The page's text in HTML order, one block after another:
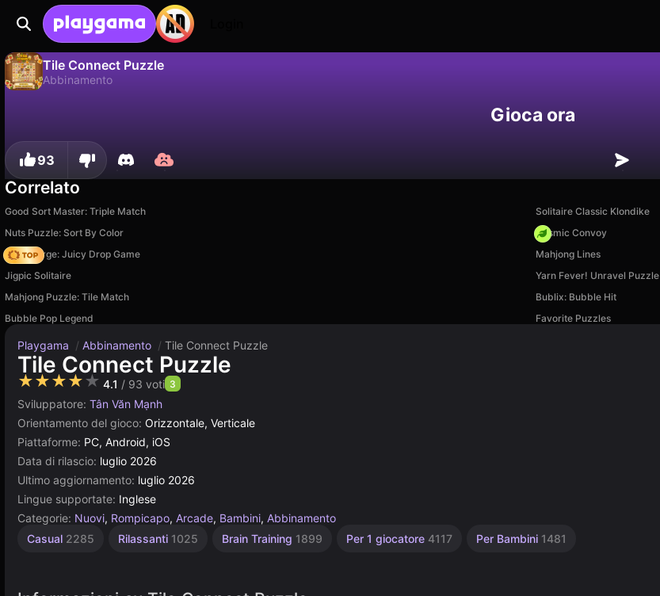
Tile Connect Puzzle
Abbinamento
Gioca ora
93
Correlato
Good Sort Master: Triple Match
Solitaire Classic Klondike
Nuts Puzzle: Sort By Color
Cosmic Convoy
Fruit Merge: Juicy Drop Game
Mahjong Lines
Jigpic Solitaire
Yarn Fever! Unravel Puzzle
Mahjong Puzzle: Tile Match
Bublix: Bubble Hit
Bubble Pop Legend
Favorite Puzzles
Playgama / Abbinamento / Tile Connect Puzzle
Tile Connect Puzzle
★★★★★ 4.1 / 93 voti 3
Sviluppatore: Tân Văn Mạnh
Orientamento del gioco: Orizzontale, Verticale
Piattaforme: PC, Android, iOS
Data di rilascio: luglio 2026
Ultimo aggiornamento: luglio 2026
Lingue supportate: Inglese
Categorie: Nuovi, Rompicapo, Arcade, Bambini, Abbinamento
Casual 2285 Rilassanti 1025 Brain Training 1899 Per 1 giocatore 4117 Per Bambini 1481